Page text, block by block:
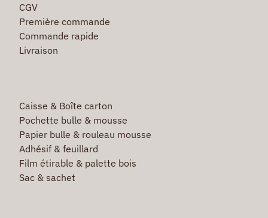
CGV
Première commande
Commande rapide
Livraison
Caisse & Boîte carton
Pochette bulle & mousse
Papier bulle & rouleau mousse
Adhésif & feuillard
Film étirable & palette bois
Sac & sachet